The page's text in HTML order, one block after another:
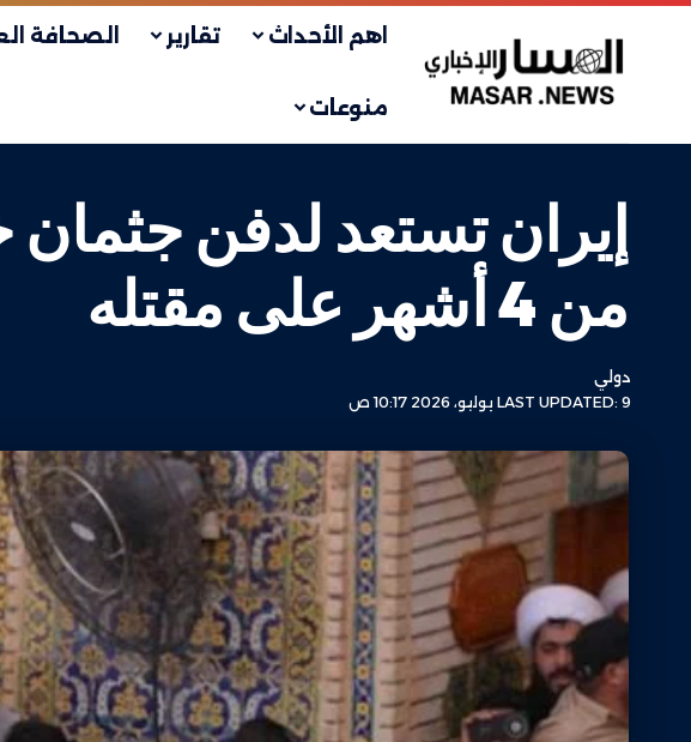
اهم الأحداث تقارير الصحافة
منوعات
إيران تستعد لدفن جثمان
من 4 أشهر على مقتله
LAST UPDATED: 9 يوليو، 2026 10:17 ص
دولي